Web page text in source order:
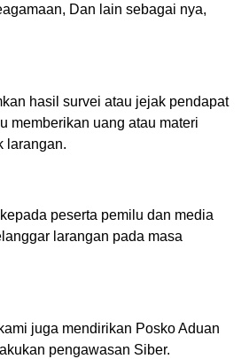
Dan lain sebagai nya,
hasil survei atau jejak pendapat
memberikan uang atau materi
larangan.
peserta pemilu dan media
larangan pada masa
juga mendirikan Posko Aduan
pengawasan Siber.